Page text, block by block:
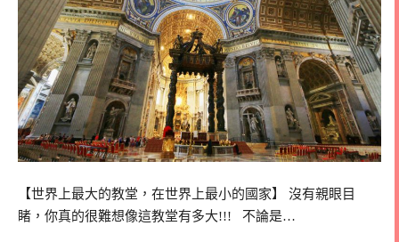
【世界上最大的教堂，在世界上最小的國家】 沒有親眼目
睹，你真的很難想像這教堂有多大!!! 不論是…